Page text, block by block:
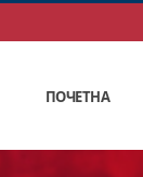
ПОЧЕТНА